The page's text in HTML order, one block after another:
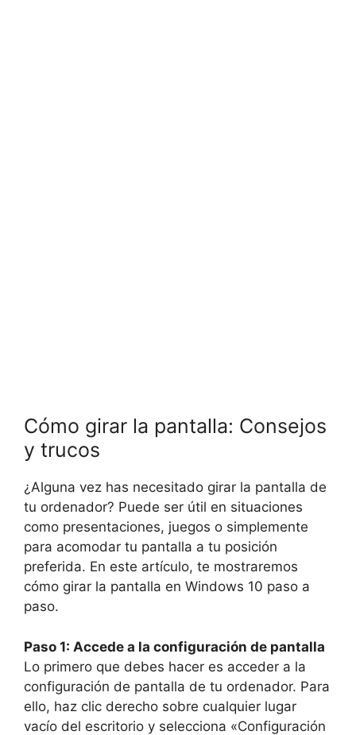
Cómo girar la pantalla: Consejos
y trucos
¿Alguna vez has necesitado girar la pantalla de
tu ordenador? Puede ser útil en situaciones
como presentaciones, juegos o simplemente
para acomodar tu pantalla a tu posición
preferida. En este artículo, te mostraremos
cómo girar la pantalla en Windows 10 paso a
paso.
Paso 1: Accede a la configuración de pantalla
Lo primero que debes hacer es acceder a la
configuración de pantalla de tu ordenador. Para
ello, haz clic derecho sobre cualquier lugar
vacío del escritorio y selecciona «Configuración